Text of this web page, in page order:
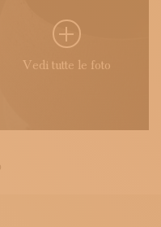
Vedi tutte le foto